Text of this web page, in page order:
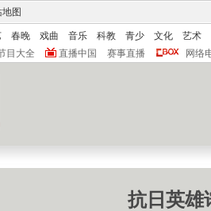
地图
春晚 戏曲 音乐 科教 青少 文化
艺术
目大全 直播中国 赛事直播 网络
抗日英雄